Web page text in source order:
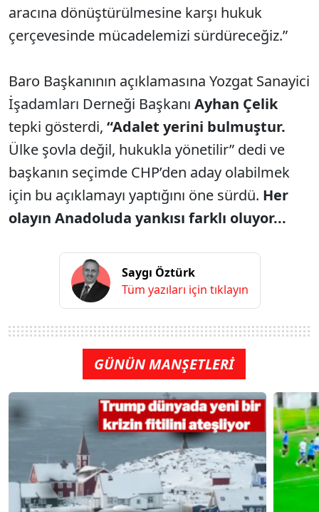
aracına dönüştürülmesine karşı hukuk
çerçevesinde mücadelemizi sürdüreceğiz.”
Baro Başkanının açıklamasına Yozgat Sanayici
İşadamları Derneği Başkanı Ayhan Çelik
tepki gösterdi, “Adalet yerini bulmuştur.
Ülke şovla değil, hukukla yönetilir” dedi ve
başkanın seçimde CHP’den aday olabilmek
için bu açıklamayı yaptığını öne sürdü. Her
olayın Anadoluda yankısı farklı oluyor...
Saygı Öztürk
Tüm yazıları için tıklayın
GÜNÜN MANŞETLERİ